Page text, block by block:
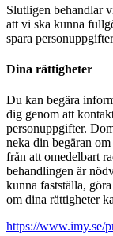
Slutligen behandlar
att vi ska kunna
spara
Dina rättigheter
Du kan begära
dig genom att
personuppgifter.
neka din begäran
från att omedelbart
behandlingen är
kunna fastställa,
om dina rättigheter
https://www.imy.se/